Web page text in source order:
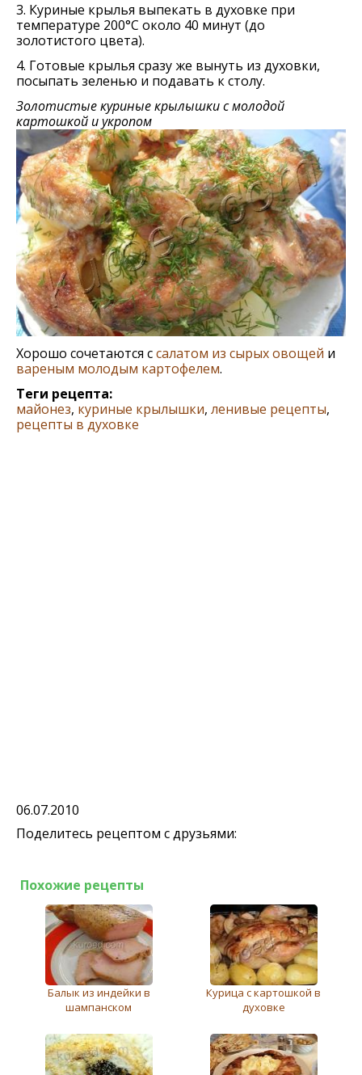
3. Куриные крылья выпекать в духовке при
температуре 200°С около 40 минут (до
золотистого цвета).
4. Готовые крылья сразу же вынуть из духовки,
посыпать зеленью и подавать к столу.
Золотистые куриные крылышки с молодой
картошкой и укропом
Хорошо сочетаются ссалатом из сырых овощей и
вареным молодым картофелем.
Теги рецепта:
майонез, куриные крылышки, ленивые рецепты,
рецепты в духовке
06.07.2010
Поделитесь рецептом с друзьями:
Похожие рецепты
Балык из индейки в
шампанском
Курица с картошкой в
духовке